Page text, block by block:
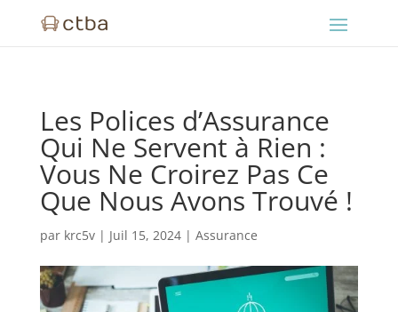
Les Polices d’Assurance
Qui Ne Servent à Rien :
Vous Ne Croirez Pas Ce
Que Nous Avons Trouvé !
par krc5v| Juil 15, 2024| Assurance